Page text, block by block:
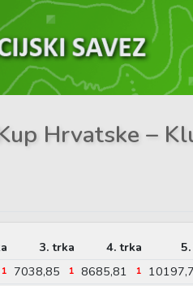
Hrvatske –
3. trka 4. trka
1 7038,85 1 8685,81 1